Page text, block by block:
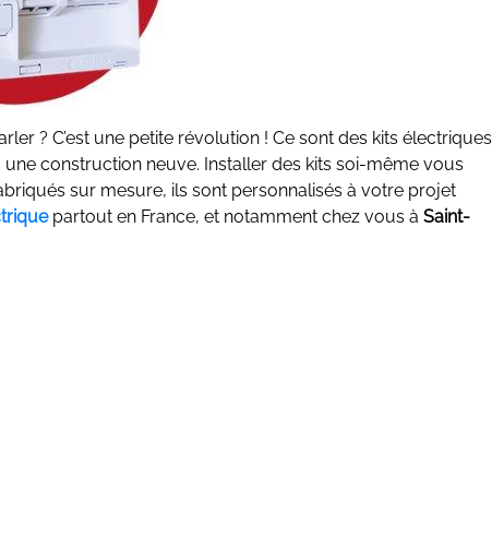
? C’est une petite révolution ! Ce sont des kits électriques
construction neuve. Installer des kits soi-même vous
sur mesure, ils sont personnalisés à votre projet
partout en France, et notamment chez vous à Saint-